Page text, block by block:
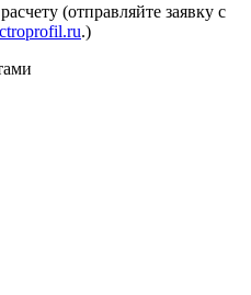
(отправляйте заявку с
.)